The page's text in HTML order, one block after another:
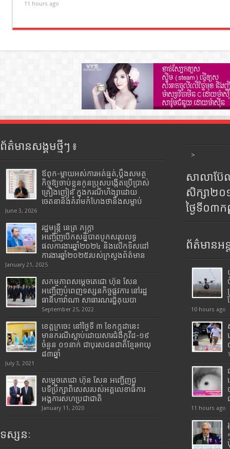
11 hours ago
ព័ត៌មានសង្គមថ្មីៗ ៖
ឪពុក-ម្ដាយអស់ការអត់ធ្មត់,ប្ដឹងសមត្ថ
កិច្ចឱ្យចាប់ខ្លួនកូនប្រុសបង្កើតប្រើប្រាស់
គ្រឿងញៀន ក្នុងករណីហិង្សាដោយ
ចេតនានិងគំរាមកំហែងថានឹងសម្លាប់
June 3, 2026
រដ្ឋមន្រ្តី​ នេត្រ​ ភក្ត្រា​
អញ្ជើញបើកសន្និបាតបូកសរុបលទ្ធ
ផលការងារឆ្នាំ២០២៤ និងលើកទិសដៅ
ការងារឆ្នាំ២០២៥របស់​ក្រសួង​ព័ត៌មាន​
January 21, 2025
សកម្មភាពសម្តេចតេជោ ហ៊ុន សែន
អញ្ជើញបំពេញទស្សនកិច្ចផ្លូវការ នៅរដ្ឋ
ធានីហាវ៉ាណា សាធារណរដ្ឋគុយបា
September 25, 2022
ខេត្តក្រចេះ នៅថ្ងៃទី ៣ ខែកក្កដានេះ
មានករណីស្លាប់ដោយសារជំងឺកូវីដ-១៩
ចំនួន ០១នាក់ ជាបុរសជនជាតិខ្មែរអាយុ
៨៣ឆ្នាំ
July 3, 2021
សម្តេចតេជោ ហ៊ុន សែន អញ្ជើញជួ
បទីប្រឹក្សាពិសេសរបស់អគ្គលេខាធិការ
អង្គការសហប្រជាជាតិ
January 11, 2020
ទស្សនៈ
>
សាលាប៊ែ
សិក្សា២
ថ្ងៃទី០៣
ព័ត៌មានអន្
10 hours ago
11 hours ago